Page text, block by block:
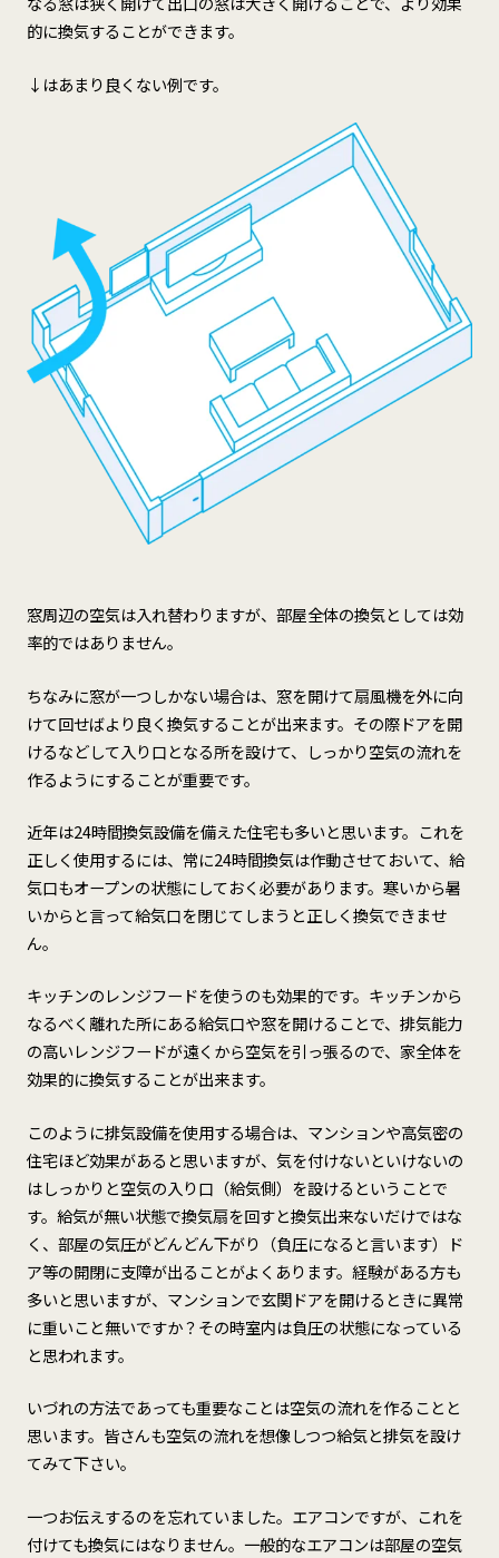
的に換気することができます。
↓はあまり良くない例です。
窓周辺の空気は入れ替わりますが、部屋全体の換気としては効
率的ではありません。
ちなみに窓が一つしかない場合は、窓を開けて扇風機を外に向
けて回せばより良く換気することが出来ます。その際ドアを開
けるなどして入り口となる所を設けて、しっかり空気の流れを
作るようにすることが重要です。
近年は24時間換気設備を備えた住宅も多いと思います。これを
正しく使用するには、常に24時間換気は作動させておいて、給
気口もオープンの状態にしておく必要があります。寒いから暑
いからと言って給気口を閉じてしまうと正しく換気できませ
ん。
キッチンのレンジフードを使うのも効果的です。キッチンから
なるべく離れた所にある給気口や窓を開けることで、排気能力
の高いレンジフードが遠くから空気を引っ張るので、家全体を
効果的に換気することが出来ます。
このように排気設備を使用する場合は、マンションや高気密の
住宅ほど効果があると思いますが、気を付けないといけないの
はしっかりと空気の入り口（給気側）を設けるということで
す。給気が無い状態で換気扇を回すと換気出来ないだけではな
く、部屋の気圧がどんどん下がり（負圧になると言います）ド
ア等の開閉に支障が出ることがよくあります。経験がある方も
多いと思いますが、マンションで玄関ドアを開けるときに異常
に重いこと無いですか？その時室内は負圧の状態になっている
と思われます。
いづれの方法であっても重要なことは空気の流れを作ることと
思います。皆さんも空気の流れを想像しつつ給気と排気を設け
てみて下さい。
一つお伝えするのを忘れていました。エアコンですが、これを
付けても換気にはなりません。一般的なエアコンは部屋の空気